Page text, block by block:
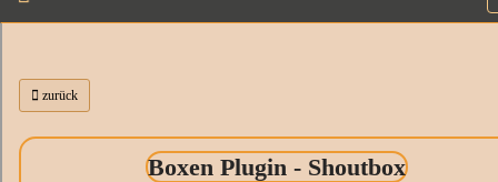
zurück
Boxen Plugin - Shoutbox